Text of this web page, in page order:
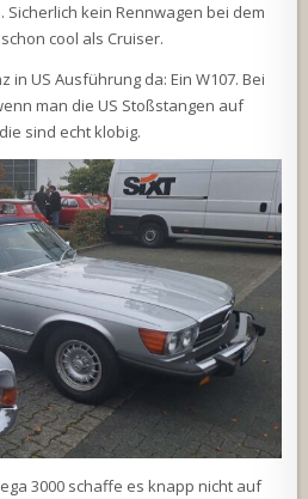
Sicherlich kein Rennwagen bei dem
cool als Cruiser.
in US Ausführung da: Ein W107. Bei
man die US Stoßstangen auf
sind echt klobig.
3000 schaffe es knapp nicht auf